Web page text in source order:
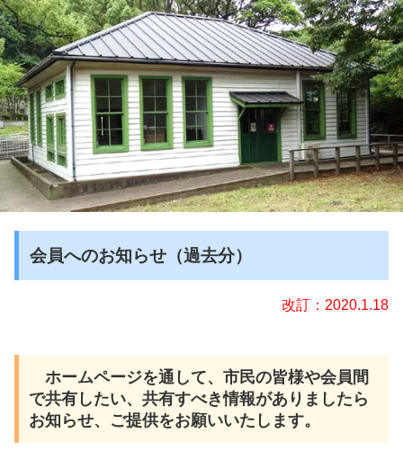
会員へのお知らせ（過去分）
改訂：2020.1.18
ホームページを通して、市民の皆様や会員間
で共有したい、共有すべき情報がありましたら
お知らせ、ご提供をお願いいたします。